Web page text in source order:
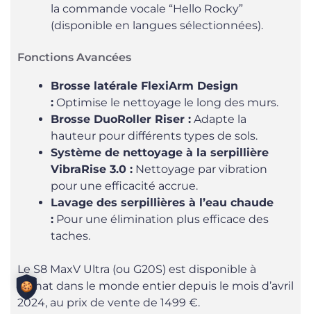
la commande vocale “Hello Rocky”
(disponible en langues sélectionnées).
Fonctions Avancées
Brosse latérale FlexiArm Design
: Optimise le nettoyage le long des murs.
Brosse DuoRoller Riser : Adapte la
hauteur pour différents types de sols.
Système de nettoyage à la serpillière
VibraRise 3.0 : Nettoyage par vibration
pour une efficacité accrue.
Lavage des serpillières à l’eau chaude
: Pour une élimination plus efficace des
taches.
Le S8 MaxV Ultra (ou G20S) est disponible à
l’achat dans le monde entier depuis le mois d’avril
2024, au prix de vente de 1499 €.